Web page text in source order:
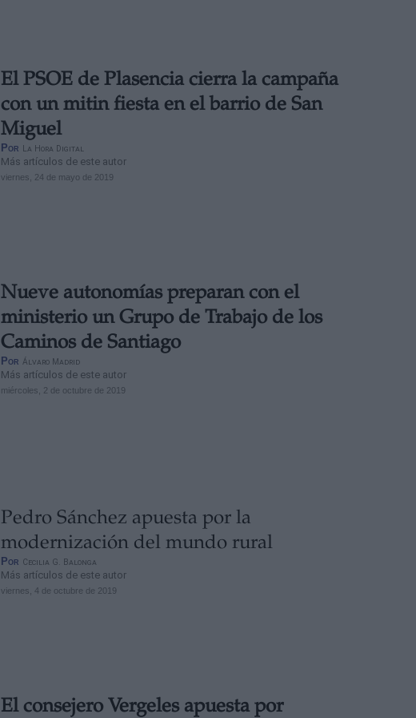
El PSOE de Plasencia cierra la campaña
con un mitin fiesta en el barrio de San
Miguel
Por La Hora Digital
Más artículos de este autor
viernes, 24 de mayo de 2019
Nueve autonomías preparan con el
ministerio un Grupo de Trabajo de los
Caminos de Santiago
Por Álvaro Madrid
Más artículos de este autor
miércoles, 2 de octubre de 2019
Pedro Sánchez apuesta por la
modernización del mundo rural
Por Cecilia G. Balonga
Más artículos de este autor
viernes, 4 de octubre de 2019
El consejero Vergeles apuesta por